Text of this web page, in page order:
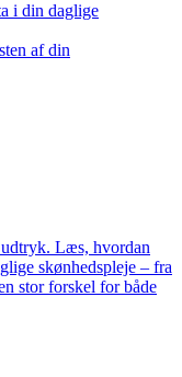
i din daglige
af din
Læs, hvordan
skønhedspleje – fra
stor forskel for både